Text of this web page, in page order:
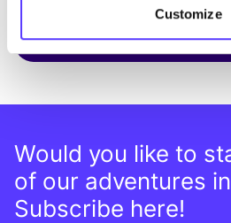
Customize
TEILEN
Would you like to
of our adventures
Subscribe here!